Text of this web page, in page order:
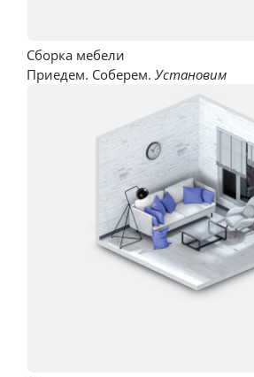
Кухня Регина корпус
Сборка мебели
Приедем. Соберем. Установим